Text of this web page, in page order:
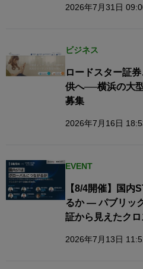
2026年7月31日
ビジネス
ロードスター証
供へ──横浜の大
募集
2026年7月16日
EVENT
【8/4開催】国内
るか — パブリッ
証から見えたク
2026年7月13日